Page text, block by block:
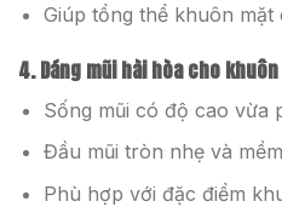
Giúp tổng thể khuôn mặt
4. Dáng mũi hài hòa cho
Sống mũi có độ cao vừa
Đầu mũi tròn nhẹ và
Phù hợp với đặc điểm